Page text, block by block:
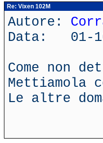
Re: Vixen 102M
Autore:
Data: 01-
Come non
Mettiamola
Le altre